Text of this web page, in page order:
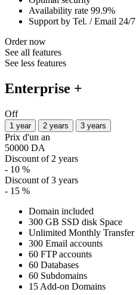
Availability rate 99.9%
Support by Tel. / Email 24/7
Order now
See all features
See less features
Enterprise +
Off
1 year 2 years 3 years
Prix d'un an
50000 DA
Discount of 2 years
- 10 %
Discount of 3 years
- 15 %
Domain included
300 GB SSD disk Space
Unlimited Monthly Transfer
300 Email accounts
60 FTP accounts
60 Databases
60 Subdomains
15 Add-on Domains